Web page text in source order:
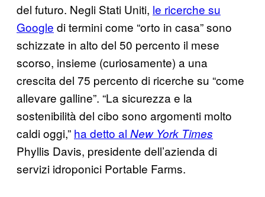
del futuro. Negli Stati Uniti, le ricerche su
Google di termini come “orto in casa” sono
schizzate in alto del 50 percento il mese
scorso, insieme (curiosamente) a una
crescita del 75 percento di ricerche su “come
allevare galline”. “La sicurezza e la
sostenibilità del cibo sono argomenti molto
caldi oggi,” ha detto al New York Times
Phyllis Davis, presidente dell’azienda di
servizi idroponici Portable Farms.